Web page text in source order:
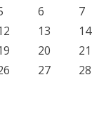
6 7
13 14
20 21
27 28